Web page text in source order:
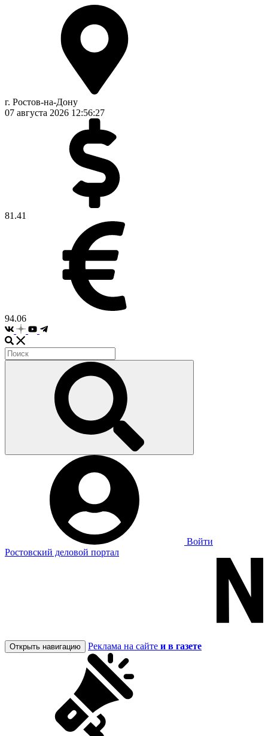
г. Ростов-на-Дону
07 августа 2026 12:56:27
81.41
94.06
Войти
Ростовский деловой портал
Открыть навигацию Реклама на сайте и в газете